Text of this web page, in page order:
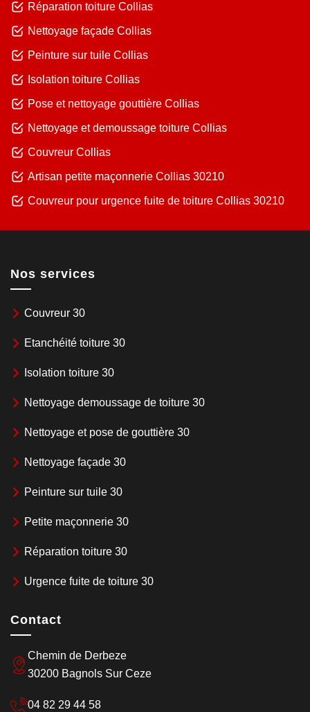
Réparation toiture Collias
Nettoyage façade Collias
Peinture sur tuile Collias
Isolation toiture Collias
Pose et nettoyage gouttière Collias
Nettoyage et demoussage toiture Collias
Couvreur Collias
Artisan petite maçonnerie Collias 30210
Couvreur pour urgence fuite de toiture Collias 30210
Nos services
Couvreur 30
Etanchéité toiture 30
Isolation toiture 30
Nettoyage demoussage de toiture 30
Nettoyage et pose de gouttière 30
Nettoyage façade 30
Peinture sur tuile 30
Petite maçonnerie 30
Réparation toiture 30
Urgence fuite de toiture 30
Contact
Chemin de Derbeze
30200 Bagnols Sur Ceze
04 82 29 44 58